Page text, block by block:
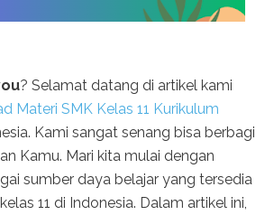
? Selamat datang di artikel kami
Materi SMK Kelas 11 Kurikulum
Kami sangat senang bisa berbagi
Kamu. Mari kita mulai dengan
sumber daya belajar yang tersedia
11 di Indonesia. Dalam artikel ini,